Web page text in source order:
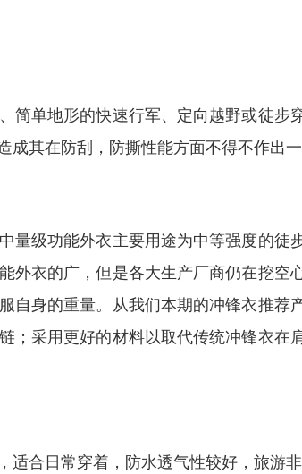
简单地形的快速行军、定向越野或徒步
其在防刮，防撕性能方面不得不作出一
量级功能外衣主要用途为中等强度的徒
外衣的广，但是各大生产厂商仍在挖空
自身的重量。从我们本期的冲锋衣推荐
；采用更好的材料以取代传统冲锋衣在
合日常穿着，防水透气性较好，旅游非